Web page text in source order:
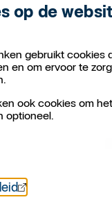
op de
gebruikt cookies
en om ervoor te
ook cookies om
optioneel.
Öppnas i nytt